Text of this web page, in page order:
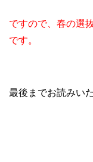
ですので、春の選
です。
最後までお読みい